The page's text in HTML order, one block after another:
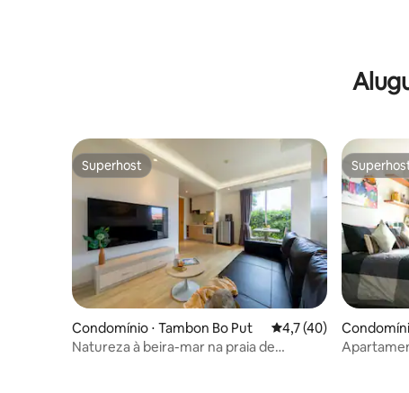
Superhost
Superhost
Condomínio ⋅ Tambon Bo Put 4,7 de uma avaliação
4,7 (40)
Natureza à beira-mar na praia de